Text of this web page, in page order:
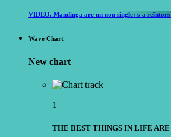
VIDEO. Mandinga are un nou single: s-a
Wave Chart
New chart
1
THE BEST THINGS IN LIFE ARE